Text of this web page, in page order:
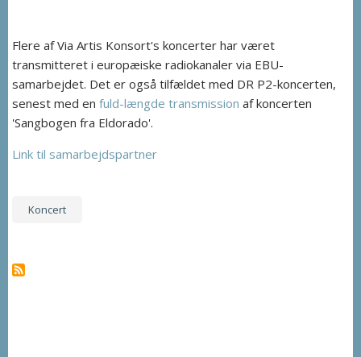
Flere af Via Artis Konsort's koncerter har været
transmitteret i europæiske radiokanaler via EBU-
samarbejdet. Det er også tilfældet med DR P2-koncerten,
senest med en fuld-længde transmission af koncerten
'Sangbogen fra Eldorado'.
Link til samarbejdspartner
Koncert